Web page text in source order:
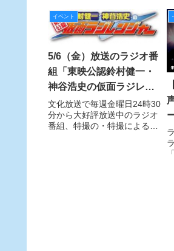
イベント
5/6（金）放送のラジオ番
組「東映公認鈴村健一・
神谷浩史の仮面ラジレン
ジャー」に「仮面ライダ
ーアマゾンズ」の主題歌
を手掛けているNoBさん
⽂化放送で毎週⾦曜⽇24時30
分から大好評放送中のラジオ
番組、特撮の・特撮による・